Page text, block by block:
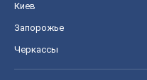
Киев
Запорожье
Черкассы